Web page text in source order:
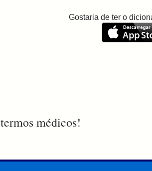
Gostaria de ter o
termos médicos!